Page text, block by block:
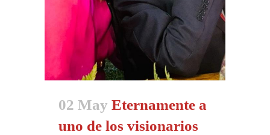
02 May Eternamente a
uno de los visionarios